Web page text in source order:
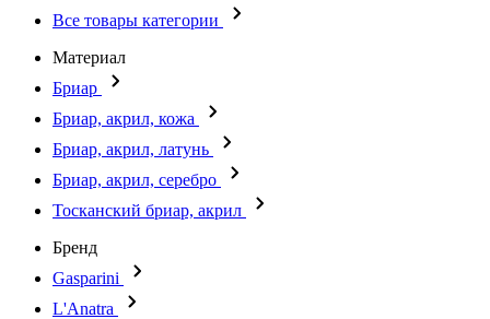
Все товары категории
Материал
Бриар
Бриар, акрил, кожа
Бриар, акрил, латунь
Бриар, акрил, серебро
Тосканский бриар, акрил
Бренд
Gasparini
L'Anatra